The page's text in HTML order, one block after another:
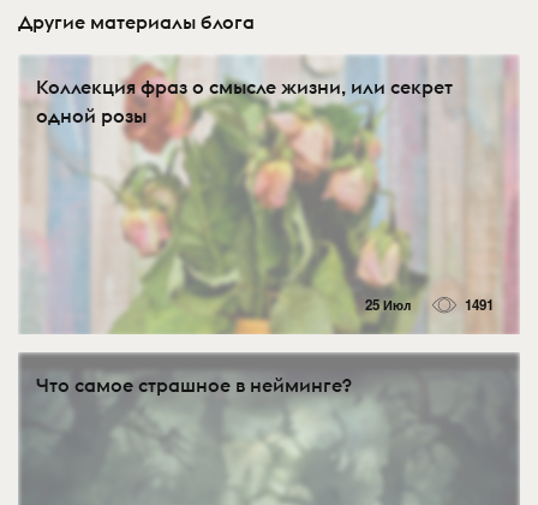
Другие материалы блога
Коллекция фраз о смысле жизни, или секрет
одной розы
25 Июл 1491
Что самое страшное в нейминге?